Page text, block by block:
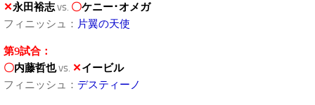
✕永田裕志vs. 〇ケニー･オメガ
フィニッシュ： 片翼の天使
第9試合：
〇内藤哲也vs. ✕イービル
フィニッシュ： デスティーノ